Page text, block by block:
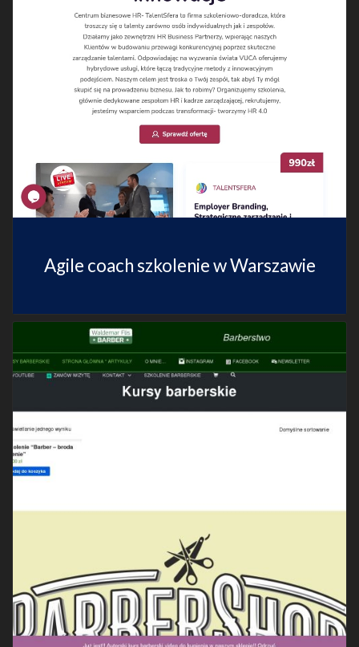
Agile coach szkolenie w Warszawie